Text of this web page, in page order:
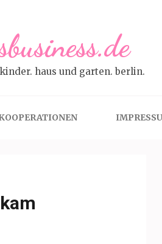
haus und garten. berlin.